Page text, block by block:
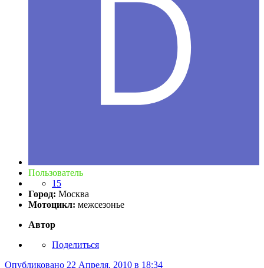
Пользователь
15
Город: Москва
Мотоцикл: межсезонье
Автор
Поделиться
Опубликовано 22 Апреля, 2010 в 18:34